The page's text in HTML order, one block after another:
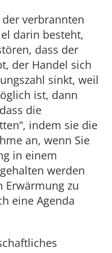
verbrannten
darin besteht,
dass der
der Handel sich
sinkt, weil
ist, dann
die
indem sie die
an, wenn Sie
in einem
werden
Erwärmung zu
eine Agenda